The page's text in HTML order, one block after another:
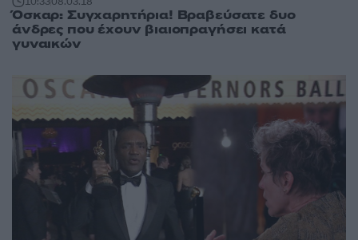
Όσκαρ: Συγχαρητήρια! Βραβεύσατε δυο
άνδρες που έχουν βιαιοπραγήσει κατά
γυναικών